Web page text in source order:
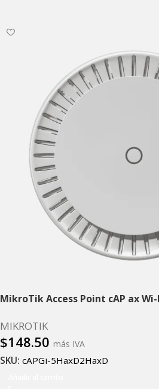
MikroTik Access Point cAP ax Wi-
MIKROTIK
$148.50 más IVA
SKU: cAPGi-5HaxD2HaxD